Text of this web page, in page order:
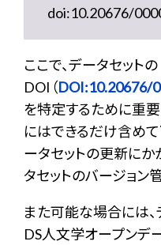
doi:10.20676/
ここで、データセットの
DOI（DOI:10.20676/
を特定するために重
にはできるだけ含め
ータセットの更新にか
タセットのバージョン
また可能な場合には
DS人文学オープンデ